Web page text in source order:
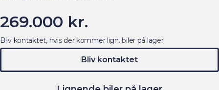
269.000 kr.
Bliv kontaktet, hvis der kommer lign. biler på lager
Bliv kontaktet